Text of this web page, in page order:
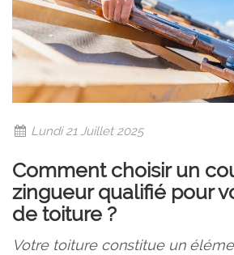
Lundi 21 Juillet 2025
Comment choisir un
zingueur qualifié pour
de toiture ?
Votre toiture constitue un